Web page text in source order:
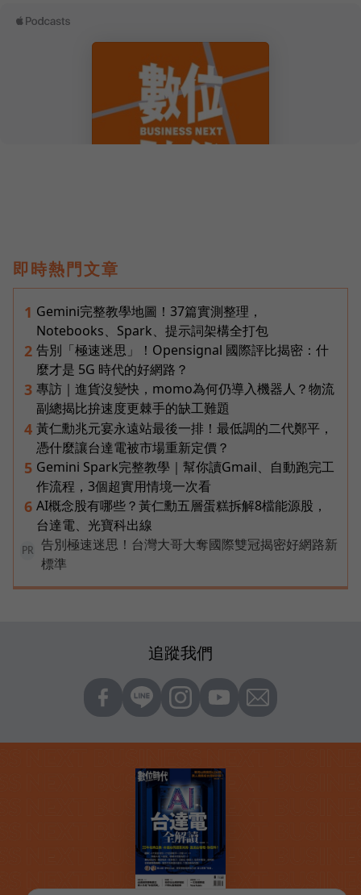
即時熱門文章
1 Gemini完整教學地圖！37篇實測整理，
Notebooks、Spark、提示詞架構全打包
2 告別「極速迷思」！Opensignal 國際評比揭密：什
麼才是 5G 時代的好網路？
3 專訪｜進貨沒變快，momo為何仍導入機器人？物流
副總揭比拚速度更棘手的缺工難題
4 黃仁勳兆元宴永遠站最後一排！最低調的二代鄭平，
憑什麼讓台達電被市場重新定價？
5 Gemini Spark完整教學｜幫你讀Gmail、自動跑完工
作流程，3個超實用情境一次看
6 AI概念股有哪些？黃仁勳五層蛋糕拆解8檔能源股，
台達電、光寶科出線
PR
告別極速迷思！台灣大哥大奪國際雙冠揭密好網路新
標準
追蹤我們